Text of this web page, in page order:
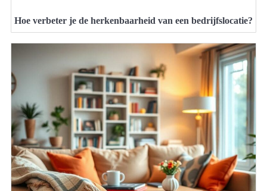
Hoe verbeter je de herkenbaarheid van een bedrijfslocatie?